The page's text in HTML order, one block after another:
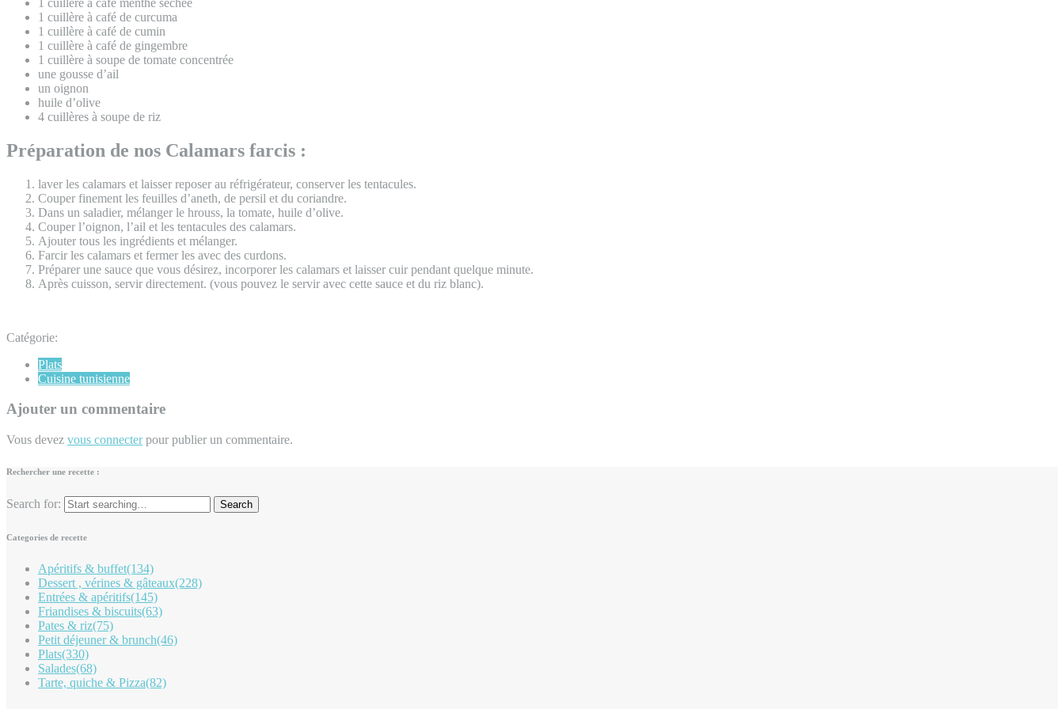
1 cuillère à café de curcuma
1 cuillère à café de cumin
1 cuillère à café de gingembre
1 cuillère à soupe de tomate concentrée
une gousse d’ail
un oignon
huile d’olive
4 cuillères à soupe de riz
Préparation de nos Calamars farcis :
laver les calamars et laisser reposer au réfrigérateur, conserver les tentacules.
Couper finement les feuilles d’aneth, de persil et du coriandre.
Dans un saladier, mélanger le hrouss, la tomate, huile d’olive.
Couper l’oignon, l’ail et les tentacules des calamars.
Ajouter tous les ingrédients et mélanger.
Farcir les calamars et fermer les avec des curdons.
Préparer une sauce que vous désirez, incorporer les calamars et laisser cuir pendant quelque minute.
Après cuisson, servir directement. (vous pouvez le servir avec cette sauce et du riz blanc).
Catégorie:
Plats
Cuisine tunisienne
Ajouter un commentaire
Vous devez vous connecterpour publier un commentaire.
Rechercher une recette :
Search for:
Categories de recette
Apéritifs & buffet(134)
Dessert , vérines & gâteaux(228)
Entrées & apéritifs(145)
Friandises & biscuits(63)
Pates & riz(75)
Petit déjeuner & brunch(46)
Plats(330)
Salades(68)
Tarte, quiche & Pizza(82)